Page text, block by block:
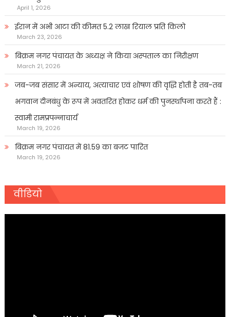
April 1, 2026
ईरान में अभी आटा की कीमत 5.2 लाख रियाल प्रति किलो
March 23, 2026
बिक्रम नगर पंचायत के अध्यक्ष ने किया अस्पताल का निरीक्षण
March 21, 2026
जब-जब संसार में अन्याय, अत्याचार एवं शोषण की वृद्धि होती है तब-तब
भगवान दीनबंधु के रूप में अवतरित होकर धर्म की पुनर्स्थापना करते हैं :
स्वामी रामप्रपन्नाचार्य
March 19, 2026
बिक्रम नगर पंचायत में 81.59 का बजट पारित
March 19, 2026
वीडियो